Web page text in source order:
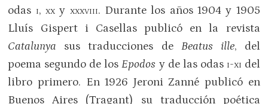
odas i,xxy xxxviii. Durante los años 1904 y 1905
Lluís Gispert i Casellas publicó en la revista
Catalunya sus traducciones de Beatus ille, del
poema segundo de losEpodos y de las odas i-xi del
libro primero. En 1926 Jeroni Zanné publicó en
Buenos Aires (Tragant) su traducción poética